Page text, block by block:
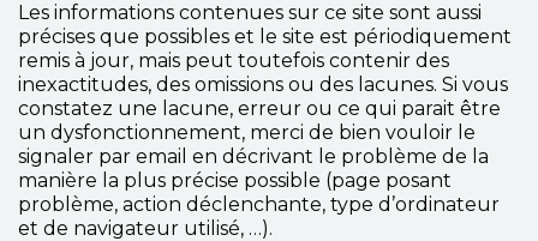
Les informations contenues sur ce site sont aussi
précises que possibles et le site est périodiquement
remis à jour, mais peut toutefois contenir des
inexactitudes, des omissions ou des lacunes. Si vous
constatez une lacune, erreur ou ce qui parait être
un dysfonctionnement, merci de bien vouloir le
signaler par email en décrivant le problème de la
manière la plus précise possible (page posant
problème, action déclenchante, type d’ordinateur
et de navigateur utilisé, …).